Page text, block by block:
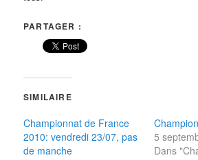
PARTAGER :
SIMILAIRE
Championnat de France
2010: vendredi 23/07, pas
de manche
5
Dans